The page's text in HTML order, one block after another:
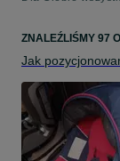
ZNALEŹLIŚMY 97
Jak